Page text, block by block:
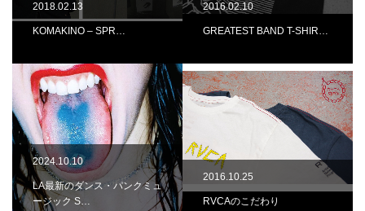
2018.02.13
KOMAKINO – SPR…
2016.02.10
GREATEST BAND T-SHIR…
2024.10.10
LA最新のダンス・パンクミュ
ージック S…
2016.10.25
RVCAのこだわり